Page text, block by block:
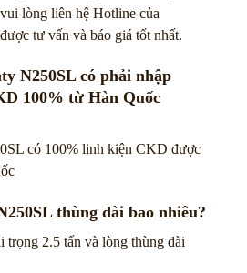
lòng liên hệ Hotline của
tư vấn và báo giá tốt nhất.
N250SL có phải nhập
100% từ Hàn Quốc
có 100% linh kiện CKD được
thùng dài bao nhiêu?
2.5 tấn và lòng thùng dài